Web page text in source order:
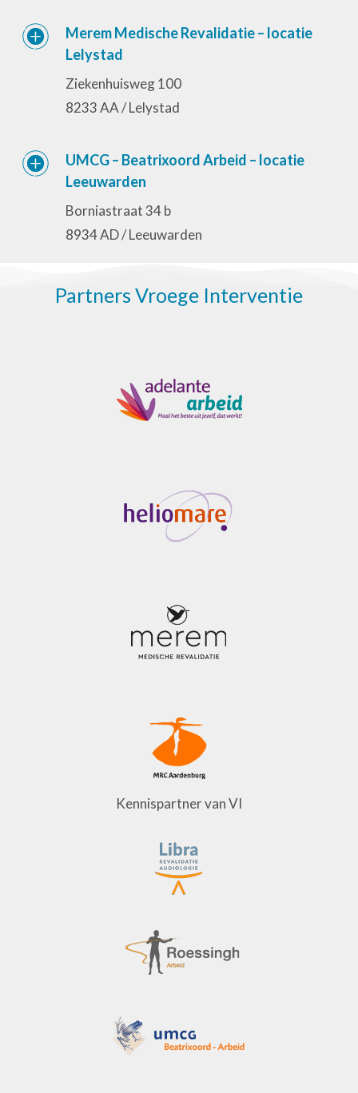
Merem Medische Revalidatie – locatie
Lelystad
Ziekenhuisweg 100
8233 AA / Lelystad
UMCG – Beatrixoord Arbeid – locatie
Leeuwarden
Borniastraat 34 b
8934 AD / Leeuwarden
Partners Vroege Interventie
Kennispartner van VI